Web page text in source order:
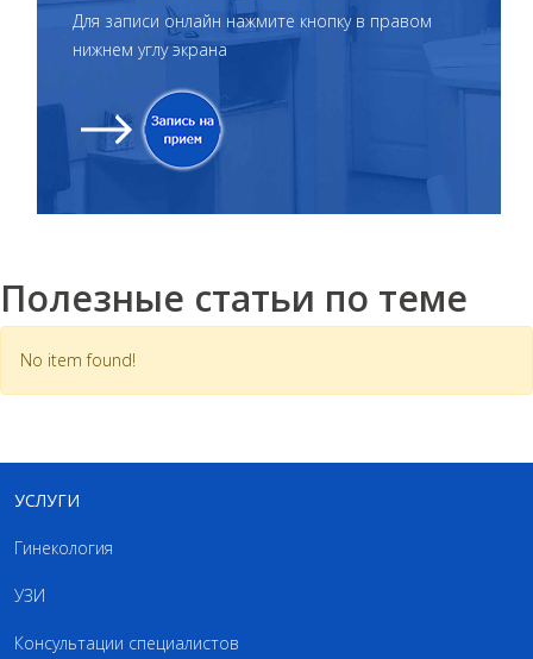
Для записи онлайн нажмите кнопку в правом
нижнем углу экрана
Полезные статьи по теме
No item found!
УСЛУГИ
Гинекология
УЗИ
Консультации специалистов